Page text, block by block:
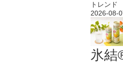
トレンド
2026-08-
氷結